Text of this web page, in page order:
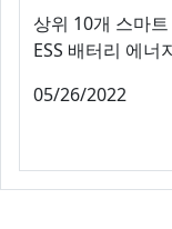
상위 10개 스마
ESS 배터리 에너
05/26/2022